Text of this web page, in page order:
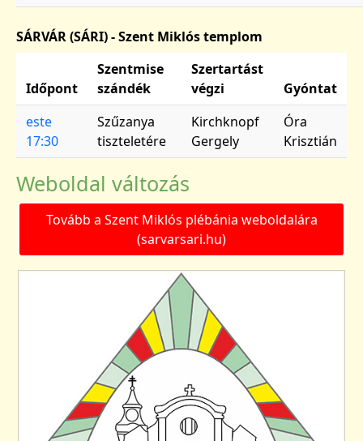
SÁRVÁR (SÁRI) - Szent Miklós templom
Időpont
Szentmise
szándék
Szertartást
végzi
Gyóntat
este
17:30
Szűzanya
tiszteletére
Kirchknopf
Gergely
Óra
Krisztián
Weboldal változás
Tovább a Szent Miklós plébánia weboldalára
(sarvarsari.hu)